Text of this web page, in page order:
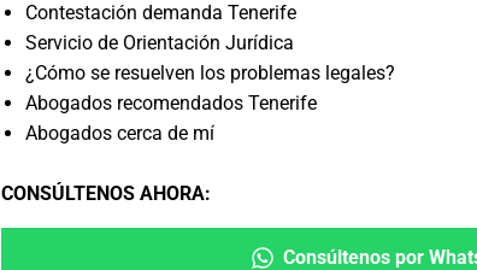
Contestación demanda Tenerife
Servicio de Orientación Jurídica
¿Cómo se resuelven los problemas legales?
Abogados recomendados Tenerife
Abogados cerca de mí
CONSÚLTENOS AHORA:
Consúltenos por